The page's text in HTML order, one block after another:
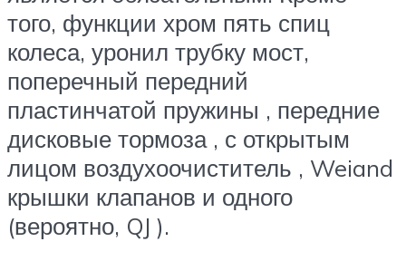
того, функции хром пять спиц
колеса, уронил трубку мост,
поперечный передний
пластинчатой пружины , передние
дисковые тормоза , с открытым
лицом воздухоочиститель , Weiand
крышки клапанов и одного
(вероятно, QJ ).